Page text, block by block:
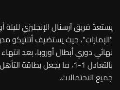
يستعدّ فريق آرسنال الإنجليزي
"الإمارات"، حيث يستضيف أتلتيكو
نهائي دوري أبطال أوروبا، بعد
بالتعادل 1-1، ما يجعل
جميع الاحتمالات.